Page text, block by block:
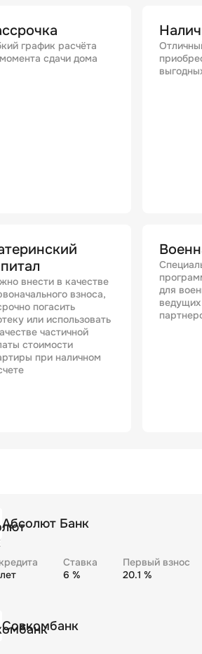
график расчёта
сдачи дома
внести в качестве
взноса,
погасить
или использовать
частичной
стоимости
при наличном
для
Абсолют Банк
лет
Ставка
6 %
Первый взнос
20.1 %
Совкомбанк